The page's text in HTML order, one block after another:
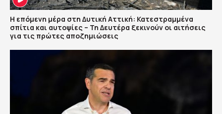
Η επόμενη μέρα στη Δυτική Αττική: Κατεστραμμένα
σπίτια και αυτοψίες – Τη Δευτέρα ξεκινούν οι αιτήσεις
για τις πρώτες αποζημιώσεις